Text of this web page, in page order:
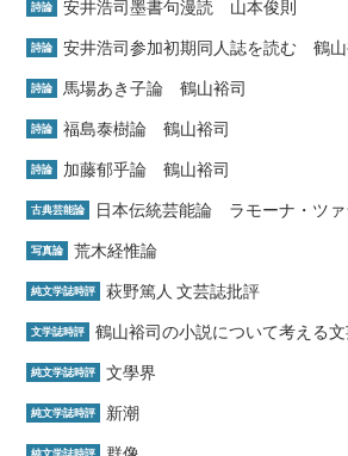
詩論 安井浩司墨書句漫読 山本俊則
詩論 安井浩司参加初期同人誌を読む 鶴山
詩論 馬場あき子論 鶴山裕司
詩論 福島泰樹論 鶴山裕司
詩論 加藤郁乎論 鶴山裕司
古典芸能論 日本伝統芸能論 ラモーナ・ツァ
写真論 荒木経惟論
純文学誌時評 萩野篤人 文芸誌批評
文学誌時評 鶴山裕司の小説について考える
純文学誌時評 文學界
純文学誌時評 新潮
純文学誌時評